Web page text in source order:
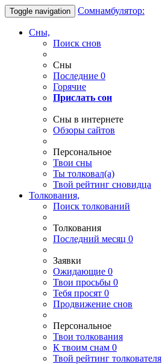
Toggle navigation Сомнамбулятор:
Сны,
Поиск снов
Сны
Последние 0
Горячие
Прислать сон
Сны в интернете
Обзоры сайтов
Персональное
Твои сны
Ты толковал(а)
Твой рейтинг сновидца
Толкования,
Поиск толкований
Толкования
Последний месяц 0
Заявки
Ожидающие 0
Твои просьбы 0
Тебя просят 0
Продвижение снов
Персональное
Твои толкования
К твоим снам 0
Твой рейтинг толкователя